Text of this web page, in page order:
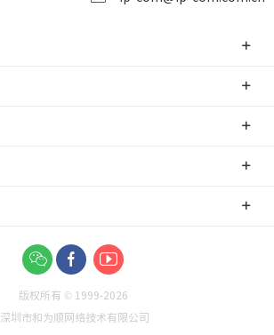
版权所有 © 1999-2026
深圳市和为顺网络技术有限公司